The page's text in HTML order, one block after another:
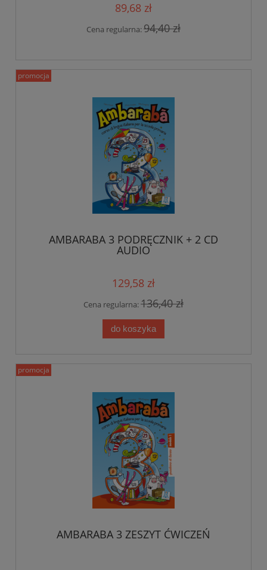
89,68 zł
Cena regularna:94,40 zł
AMBARABA 3 PODRĘCZNIK + 2 CD
AUDIO
129,58 zł
Cena regularna:136,40 zł
do koszyka
promocja
AMBARABA 3 ZESZYT ĆWICZEŃ
promocja